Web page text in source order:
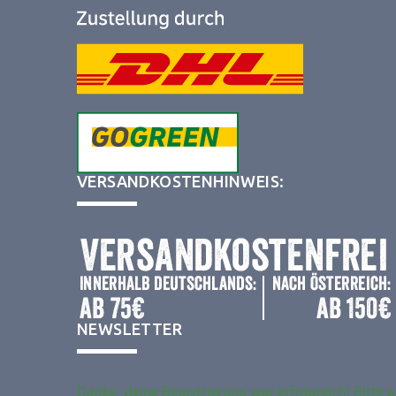
speichern und/oder darauf zuzugreifen. Wir tun dies, um das Browsing-
zu verbessern und um (nicht) personalisierte Werbung anzuzeigen. Wenn
nicht zustimmst oder die Zustimmung widerrufst, kann dies bestimmte
Merkmale und Funktionen beeinträchtigen.
Klicke unten, um dem oben Gesagten zuzustimmen oder eine detaillierte
Auswahl zu treffen. Deine Auswahl wird nur auf dieser Seite angewendet.
kannst deine Einstellungen jederzeit ändern, einschließlich des Widerrufs
auf die Schaltfläche "Einwilligung verwalten" am unteren Bildschirmrand
VERSANDKOSTENHINWEIS:
NEWSLETTER
Danke, deine Registrierung war erfolgreich! Bitte